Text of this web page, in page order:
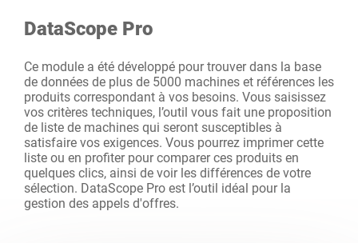
DataScope Pro
Ce module a été développé pour trouver dans la base
de données de plus de 5000 machines et références les
produits correspondant à vos besoins. Vous saisissez
vos critères techniques, l’outil vous fait une proposition
de liste de machines qui seront susceptibles à
satisfaire vos exigences. Vous pourrez imprimer cette
liste ou en profiter pour comparer ces produits en
quelques clics, ainsi de voir les différences de votre
sélection. DataScope Pro est l’outil idéal pour la
gestion des appels d'offres.